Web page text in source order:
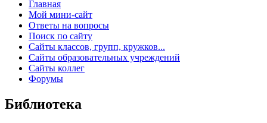
Главная
Мой мини-сайт
Ответы на вопросы
Поиск по сайту
Сайты классов, групп, кружков...
Сайты образовательных учреждений
Сайты коллег
Форумы
Библиотека